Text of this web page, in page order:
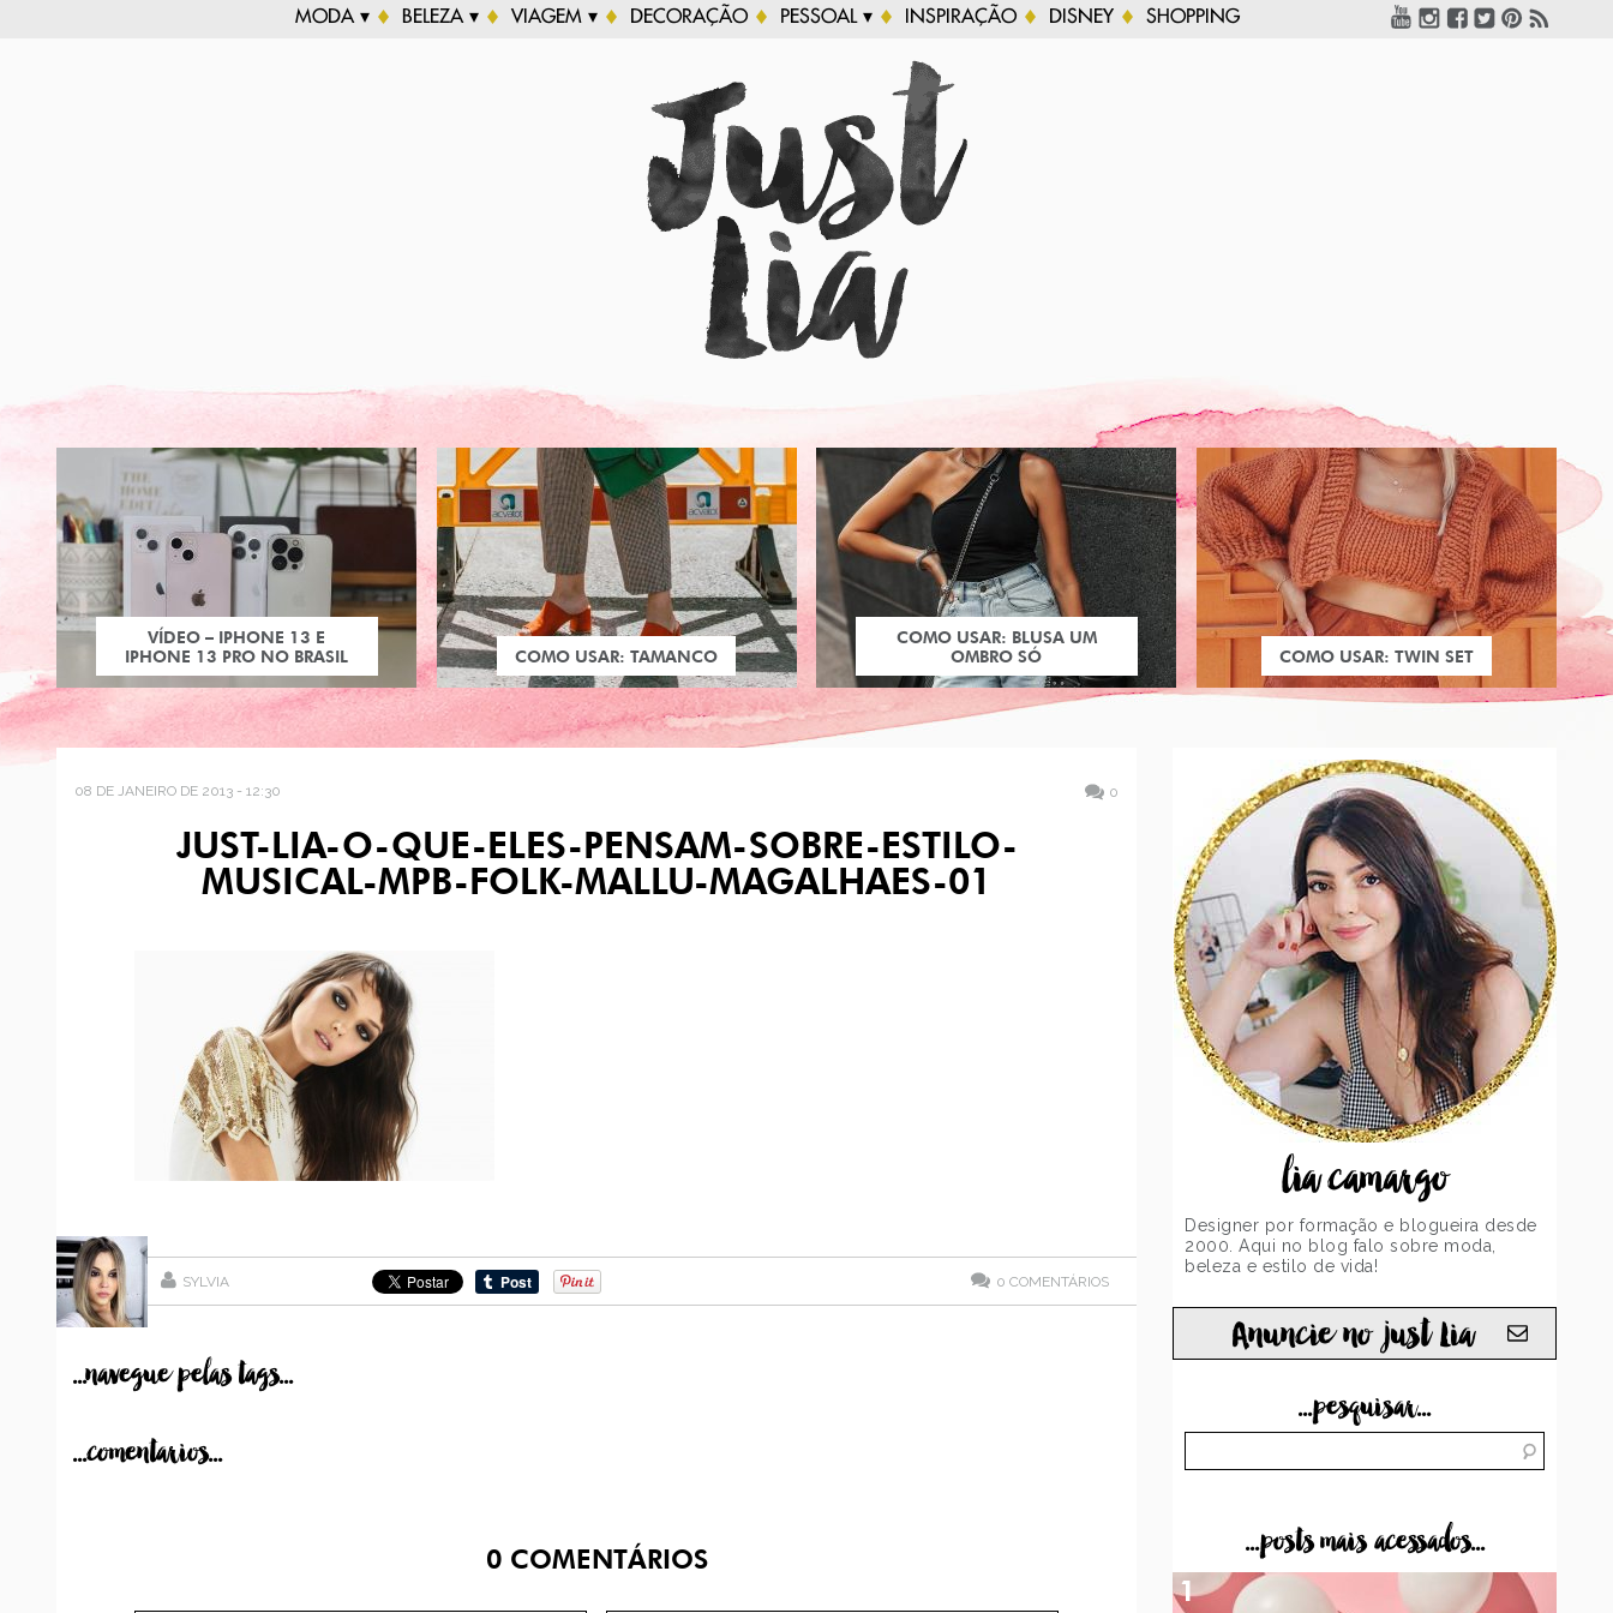
MODA ▾ BELEZA ▾ VIAGEM ▾ DECORAÇÃO PESSOAL ▾ INSPIRAÇÃO DISNEY SHOPPING
VÍDEO – IPHONE 13 E
IPHONE 13 PRO NO BRASIL
COMO USAR: TAMANCO
COMO USAR: BLUSA UM
OMBRO SÓ
COMO USAR: TWIN SET
08 DE JANEIRO DE 2013 - 12:30 0
JUST-LIA-O-QUE-ELES-PENSAM-SOBRE-ESTILO-
MUSICAL-MPB-FOLK-MALLU-MAGALHAES-01
SYLVIA 0 COMENTÁRIOS
...navegue pelas tags...
...comentarios...
0COMENTÁRIOS
lia camargo
Designer por formação e blogueira desde
2000. Aqui no blog falo sobre moda,
beleza e estilo de vida!
Anuncie no just Lia
...pesquisar...
...posts mais acessados...
1